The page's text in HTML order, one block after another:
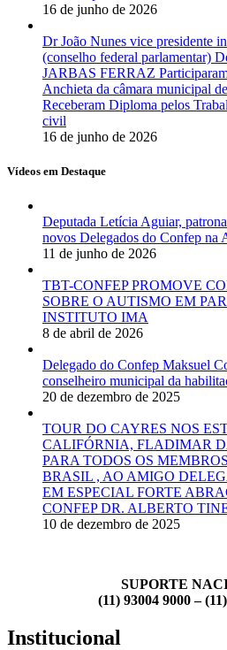
16 de junho de 2026
Dr João Nunes vice presidente
(conselho federal parlamentar)
JARBAS FERRAZ
Anchieta da câmara municipal
Receberam Diploma pelos
civil
16 de junho de 2026
Vídeos em Destaque
Deputada Letícia Aguiar,
novos Delegados do Confep na
11 de junho de 2026
TBT-CONFEP PROMOVE
SOBRE O AUTISMO EM
INSTITUTO IMA
8 de abril de 2026
Delegado do Confep Maksuel
conselheiro municipal da
20 de dezembro de 2025
TOUR DO CAYRES NOS
CALIFÓRNIA, FLADIMAR
PARA TODOS OS
BRASIL , AO AMIGO
EM ESPECIAL FORTE
CONFEP DR. ALBERTO
10 de dezembro de 2025
SUPORTE
(11) 93004 9000 –
Institucional